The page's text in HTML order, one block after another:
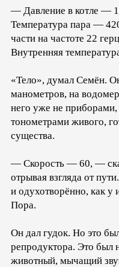
— Давление в котле —
Температура пара —
части на частоте 22
Внутренняя
«Тело», думал Семён.
манометров, на
него уже не
тонометрами живого,
существа.
— Скорость — 60, —
отрывая взгляда от
и одухотворённо, как
Пора.
Он дал гудок. Но это
репродуктора. Это был
животный, мычащий